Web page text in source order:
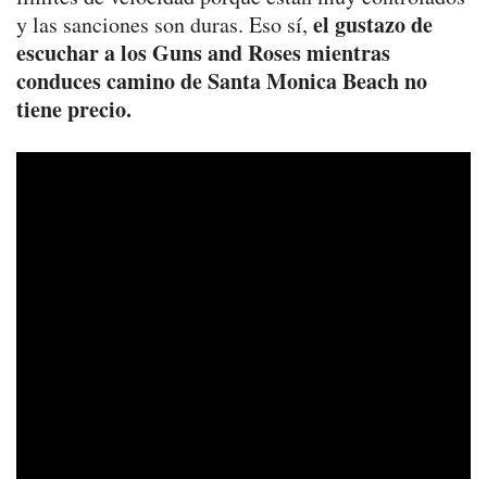
y las sanciones son duras. Eso sí, el gustazo de
escuchar a los Guns and Roses mientras
conduces camino de Santa Monica Beach no
tiene precio.